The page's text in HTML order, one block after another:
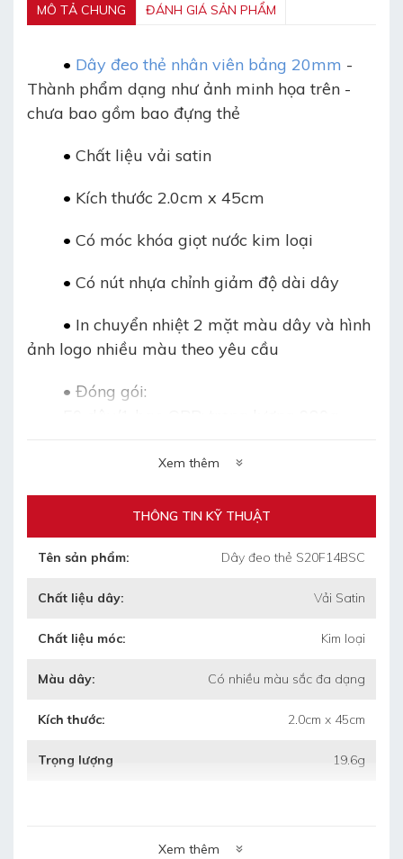
MÔ TẢ CHUNG ĐÁNH GIÁ SẢN PHẨM
• Dây đeo thẻ nhân viên bảng 20mm -
Thành phẩm dạng như ảnh minh họa trên -
chưa bao gồm bao đựng thẻ
• Chất liệu vải satin
• Kích thước 2.0cm x 45cm
• Có móc khóa giọt nước kim loại
• Có nút nhựa chỉnh giảm độ dài dây
• In chuyển nhiệt 2 mặt màu dây và hình
ảnh logo nhiều màu theo yêu cầu
• Đóng gói:
+ Trọng lượng 1 thùng: 20.6kg
(dài/rộng/cao)
mẫu
• Bảo hành: 3 tháng khi chưa sử dụng mà
bị hỏng
• Bảo quản: lưu kho nơi khô ráo, thoáng
Xem thêm
THÔNG TIN KỸ THUẬT
Tên sản phẩm: Dây đeo thẻ S20F14BSC
Chất liệu dây: Vải Satin
Chất liệu móc: Kim loại
Màu dây: Có nhiều màu sắc đa dạng
Kích thước: 2.0cm x 45cm
Trọng lượng 19.6g
Xem thêm